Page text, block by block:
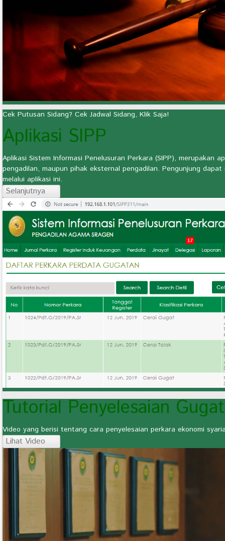
Cek Putusan Sidang? Cek Jadwal Sidang, Klik Saja!
Aplikasi SIPP
Aplikasi Sistem Informasi Penelusuran Perkara (SIPP),
pengadilan, maupun pihak eksternal pengadilan. Pengunjung
melalui aplikasi ini.
Selanjutnya
Tutorial Penyelesaian
Video yang berisi tentang cara penyelesaian perkara ekonomi
Lihat Video